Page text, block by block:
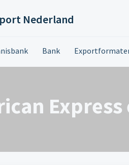
Nederland
Bank